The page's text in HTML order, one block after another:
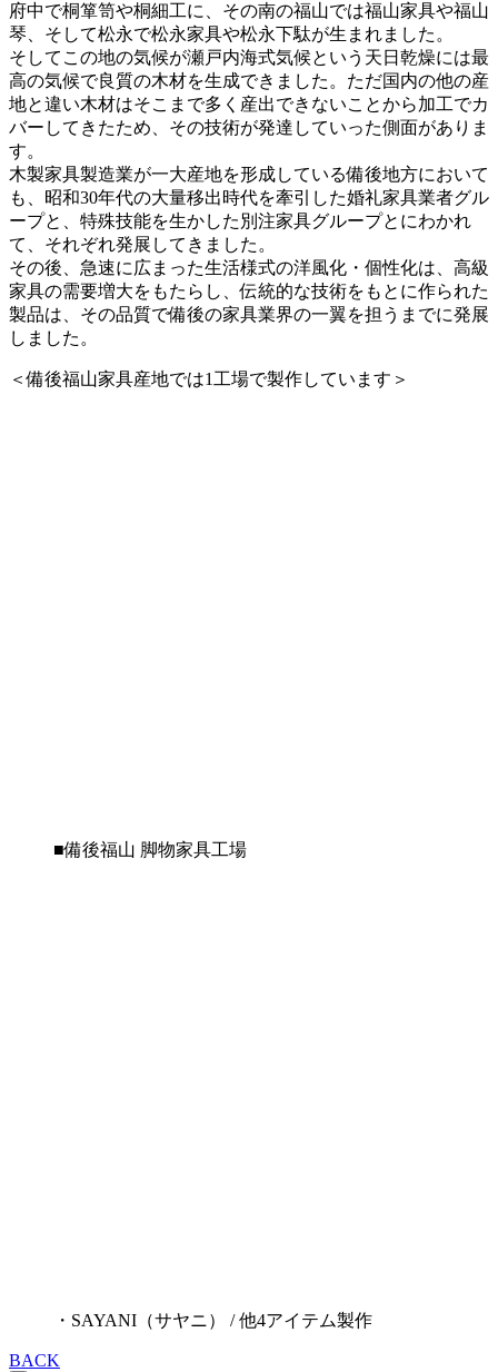
府中で桐箪笥や桐細工に、その南の福山では福山家具や福山
琴、そして松永で松永家具や松永下駄が生まれました。
そしてこの地の気候が瀬戸内海式気候という天日乾燥には最
高の気候で良質の木材を生成できました。ただ国内の他の産
地と違い木材はそこまで多く産出できないことから加工でカ
バーしてきたため、その技術が発達していった側面がありま
す。
木製家具製造業が一大産地を形成している備後地方において
も、昭和30年代の大量移出時代を牽引した婚礼家具業者グル
ープと、特殊技能を生かした別注家具グループとにわかれ
て、それぞれ発展してきました。
その後、急速に広まった生活様式の洋風化・個性化は、高級
家具の需要増大をもたらし、伝統的な技術をもとに作られた
製品は、その品質で備後の家具業界の一翼を担うまでに発展
しました。
＜備後福山家具産地では1工場で製作しています＞
■備後福山 脚物家具工場
・SAYANI（サヤニ） / 他4アイテム製作
BACK